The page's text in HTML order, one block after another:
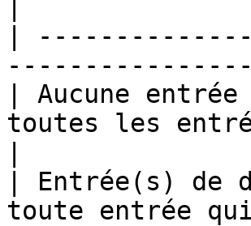
|
| Aucune
toutes les
| Entrée(s)
toute entrée